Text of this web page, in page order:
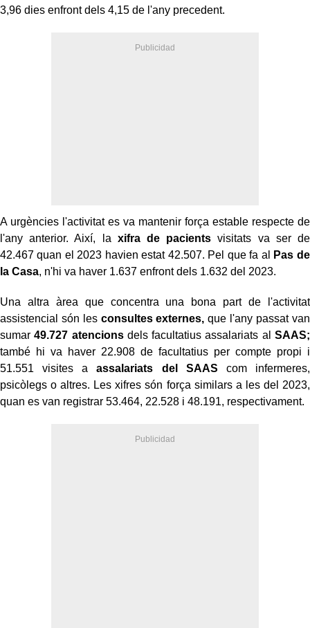
3,96 dies enfront dels 4,15 de l'any precedent.
A urgències l'activitat es va mantenir força estable respecte de
l'any anterior. Així, la xifra de pacients visitats va ser de
42.467 quan el 2023 havien estat 42.507. Pel que fa al
Pas de
la Casa, n'hi va haver 1.637 enfront dels 1.632 del 2023.
Una altra àrea que concentra una bona part de l'activitat
assistencial són les consultes externes, que l'any passat van
sumar49.727 atencionsdels facultatius assalariats al SAAS;
també hi va haver 22.908 de facultatius per compte propi i
51.551 visites aassalariats del SAAS com infermeres,
psicòlegs o altres. Les xifres són força similars a les del 2023,
quan es van registrar 53.464, 22.528 i 48.191, respectivament.